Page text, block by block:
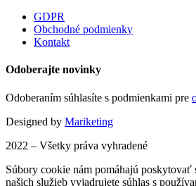
product
GDPR
Obchodné podmienky
Kontakt
Odoberajte novinky
Odoberaním súhlasíte s podmienkami pre
Designed by Mariketing
2022 – Všetky práva vyhradené
Súbory cookie nám pomáhajú poskytovať
našich služieb vyjadrujete súhlas s